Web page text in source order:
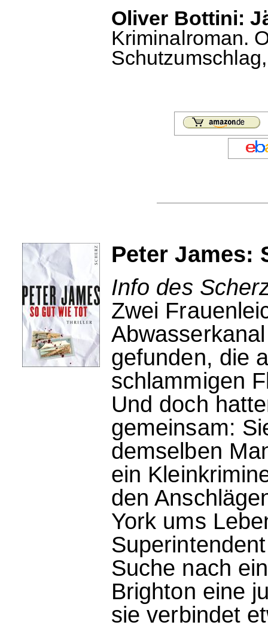
Oliver Bottini:
Kriminalroman.
Peter James:
Info des
Zwei
gefunden, die
schlammigen
Und doch
gemeinsam:
demselben
ein
den
York ums
Suche nach
Brighton eine
sie verbindet